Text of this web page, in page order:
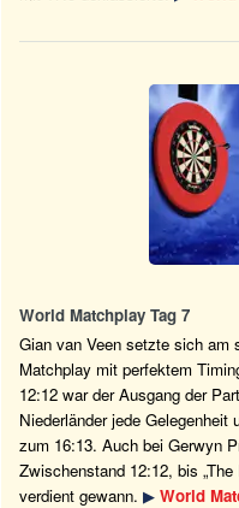
World Matchplay Tag 7
Gian van Veen setzte sich am
Matchplay mit perfektem
12:12 war der Ausgang der
Niederländer jede
zum 16:13. Auch bei Gerwyn
Zwischenstand 12:12, bis
verdient gewann. ▶ World